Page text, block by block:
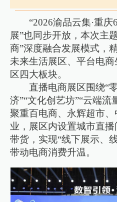
“2026渝品云集·重
展”也同步开放，本次主
商”深度融合发展模式，
未来生活展区、平台电
区四大板块。
直播电商展区围绕“
济”“文化创艺坊”“云端
聚重百电商、永辉超市
业，展区内设置城市直
带货，实现“线下展示、
带动电商消费升温。